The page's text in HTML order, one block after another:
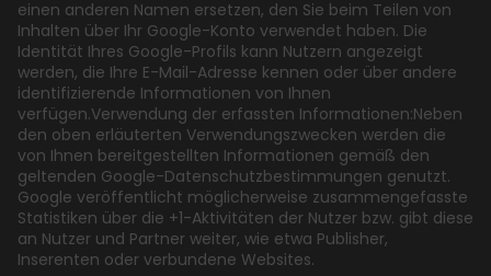
einen anderen Namen ersetzen, den Sie beim Teilen von
Inhalten über Ihr Google-Konto verwendet haben. Die
Identität Ihres Google-Profils kann Nutzern angezeigt
werden, die Ihre E-Mail-Adresse kennen oder über andere
identifizierende Informationen von Ihnen
verfügen.Verwendung der erfassten Informationen:Neben
den oben erläuterten Verwendungszwecken werden die
von Ihnen bereitgestellten Informationen gemäß den
geltenden Google-Datenschutzbestimmungen genutzt.
Google veröffentlicht möglicherweise zusammengefasste
Statistiken über die +1-Aktivitäten der Nutzer bzw. gibt diese
an Nutzer und Partner weiter, wie etwa Publisher,
Inserenten oder verbundene Websites.